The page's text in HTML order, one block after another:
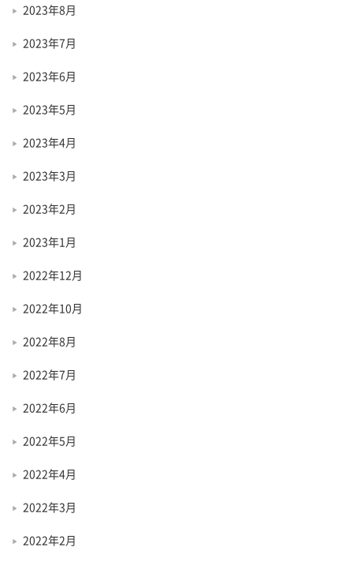
2023年8月
2023年7月
2023年6月
2023年5月
2023年4月
2023年3月
2023年2月
2023年1月
2022年12月
2022年10月
2022年8月
2022年7月
2022年6月
2022年5月
2022年4月
2022年3月
2022年2月